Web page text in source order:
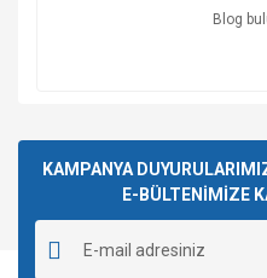
Blog
KAMPANYA
E-BÜLTENİMİZE